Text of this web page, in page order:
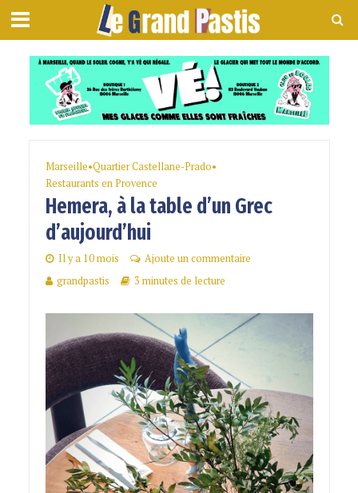
Marseille•Quartier Castellane-Prado•
Restaurants en Provence
Hemera, à la table d’un Grec
d’aujourd’hui
Il y a 10 mois
Ajoute un commentaire
grandpastis
3 minutes de lecture